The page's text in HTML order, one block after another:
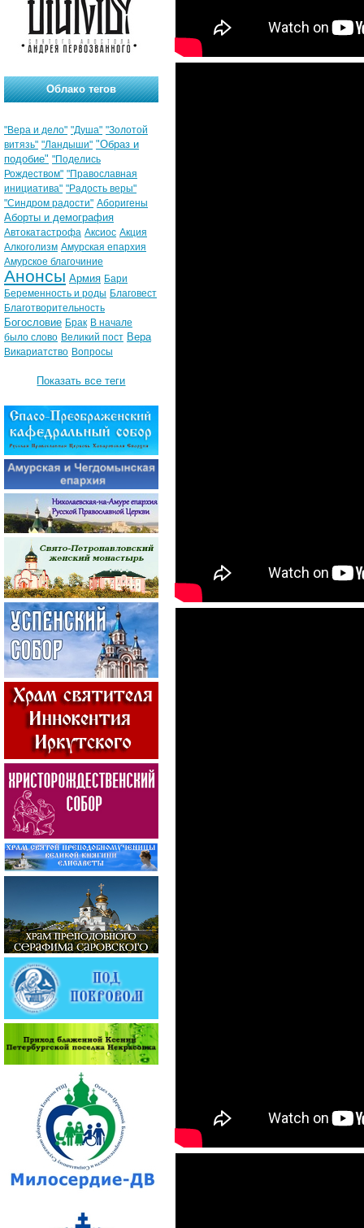
Облако тегов
"Вера и дело" "Душа" "Золотой
витязь" "Ландыши" "Образ и
подобие" "Поделись
Рождеством" "Православная
инициатива" "Радость веры"
"Синдром радости" Аборигены
Аборты и демография
Автокатастрофа Аксиос Акция
Алкоголизм Амурская епархия
Амурское благочиние
Анонсы Армия Бари
Беременность и роды Благовест
Благотворительность
Богословие Брак В начале
было слово Великий пост Вера
Викариатство Вопросы
Показать все теги